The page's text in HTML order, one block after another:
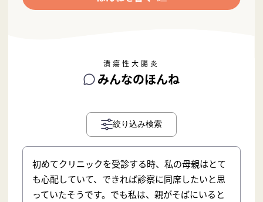
潰瘍性大腸炎
みんなのほんね
絞り込み検索
初めてクリニックを受診する時、私の母親はとて
も心配していて、できれば診察に同席したいと思
っていたそうです。でも私は、親がそばにいると